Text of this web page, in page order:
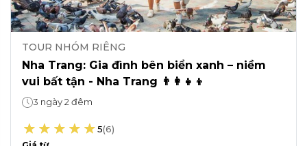
TOUR NHÓM RIÊNG
Nha Trang: Gia đình bên biển xanh – niềm
vui bất tận - Nha Trang 👨‍👩‍👧‍👦
3 ngày 2 đêm
5(6)